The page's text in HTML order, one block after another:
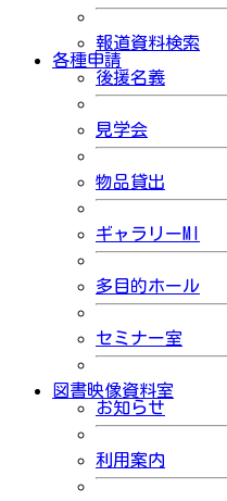
報道資料検索
各種申請
後援名義
見学会
物品貸出
ギャラリーMI
多目的ホール
セミナー室
図書映像資料室
お知らせ
利用案内